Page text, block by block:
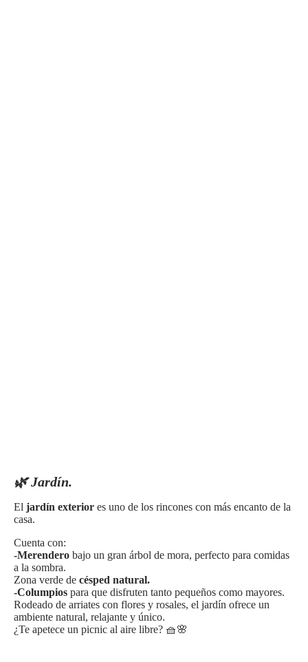
🌿 Jardín.
El jardín exterior es uno de los rincones con más encanto de la
casa.
Cuenta con:
-Merendero bajo un gran árbol de mora, perfecto para comidas
a la sombra.
Zona verde de césped natural.
-Columpios para que disfruten tanto pequeños como mayores.
Rodeado de arriates con flores y rosales, el jardín ofrece un
ambiente natural, relajante y único.
¿Te apetece un picnic al aire libre? 🧺🌸